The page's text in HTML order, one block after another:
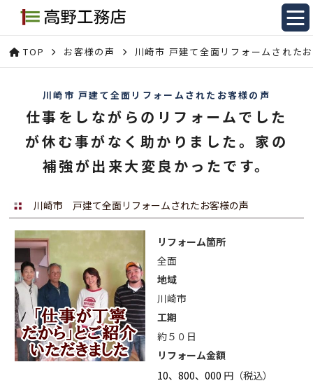
TOP お客様の声 川崎市 戸建て全面リフォームされた
川崎市 戸建て全面リフォームされたお客様の声
仕事をしながらのリフォームでした
が休む事がなく助かりました。家の
補強が出来大変良かったです。
川崎市 戸建て全面リフォームされたお客様の声
リフォーム箇所
全面
地域
川崎市
工期
約５０日
リフォーム金額
10、800、000 円（税込）